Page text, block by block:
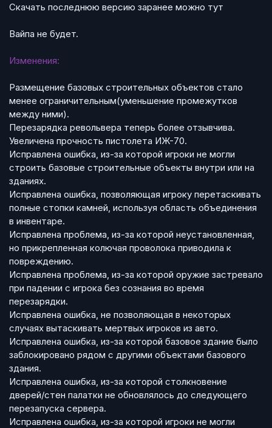
Скачать последнюю версию заранее можно тут
Вайпа не будет.
Изменения:
Размещение базовых строительных объектов стало
менее ограничительным(уменьшение промежутков
между ними).
Перезарядка револьвера теперь более отзывчива.
Увеличена прочность пистолета ИЖ-70.
Исправлена ошибка, из-за которой игроки не могли
строить базовые строительные объекты внутри или на
зданиях.
Исправлена ошибка, позволяющая игроку перетаскивать
полные стопки камней, используя область объединения
в инвентаре.
Исправлена проблема, из-за которой неустановленная,
но прикрепленная колючая проволока приводила к
повреждению.
Исправлена проблема, из-за которой оружие застревало
при падении с игрока без сознания во время
перезарядки.
Исправлена ошибка, не позволяющая в некоторых
случаях вытаскивать мертвых игроков из авто.
Исправлена ошибка, из-за которой базовое здание было
заблокировано рядом с другими объектами базового
здания.
Исправлена ошибка, из-за которой столкновение
дверей/стен палатки не обновлялось до следующего
перезапуска сервера.
Исправлена ошибка, из-за которой игроки не могли